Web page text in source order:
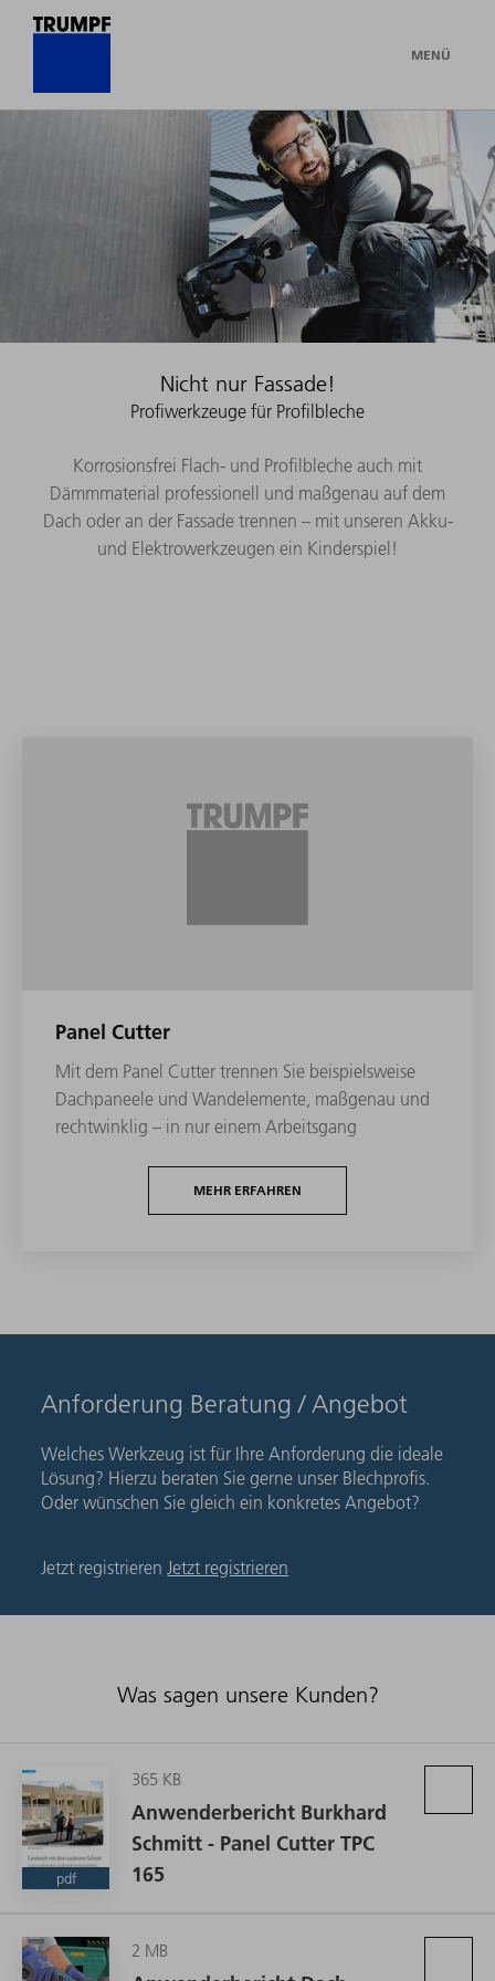
MENÜ
Nicht nur Fassade!
Profiwerkzeuge für Profilbleche
Korrosionsfrei Flach- und Profilbleche auch mit
Dämmmaterial professionell und maßgenau auf dem
Dach oder an der Fassade trennen – mit unseren Akku-
und Elektrowerkzeugen ein Kinderspiel!
Panel Cutter
Mit dem Panel Cutter trennen Sie beispielsweise
Dachpaneele und Wandelemente, maßgenau und
rechtwinklig – in nur einem Arbeitsgang
MEHR ERFAHREN
Anforderung Beratung / Angebot
Welches Werkzeug ist für Ihre Anforderung die ideale
Lösung? Hierzu beraten Sie gerne unser Blechprofis.
Oder wünschen Sie gleich ein konkretes Angebot?
Jetzt registrieren Jetzt registrieren
Was sagen unsere Kunden?
pdf
365 KB
Anwenderbericht Burkhard
Schmitt - Panel Cutter TPC
165
2 MB